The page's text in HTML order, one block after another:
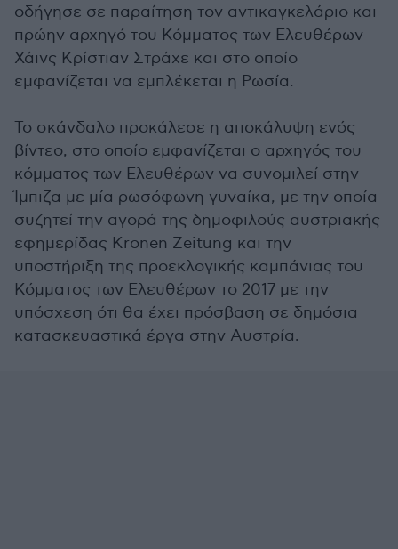
οδήγησε σε παραίτηση τον αντικαγκελάριο και
πρώην αρχηγό του Κόμματος των Ελευθέρων
Χάινς Κρίστιαν Στράχε και στο οποίο
εμφανίζεται να εμπλέκεται η Ρωσία.
Το σκάνδαλο προκάλεσε η αποκάλυψη ενός
βίντεο, στο οποίο εμφανίζεται ο αρχηγός του
κόμματος των Ελευθέρων να συνομιλεί στην
Ίμπιζα με μία ρωσόφωνη γυναίκα, με την οποία
συζητεί την αγορά της δημοφιλούς αυστριακής
εφημερίδας Kronen Zeitung και την
υποστήριξη της προεκλογικής καμπάνιας του
Κόμματος των Ελευθέρων το 2017 με την
υπόσχεση ότι θα έχει πρόσβαση σε δημόσια
κατασκευαστικά έργα στην Αυστρία.